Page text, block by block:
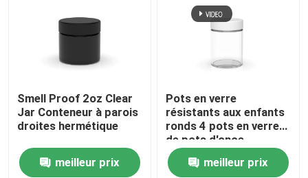
Au sujet de nous
Contrôle de qualité
Contactez-nous
Smell Proof 2oz Clear
Jar Conteneur à parois
droites hermétique
meilleur prix
Pots en verre
résistants aux enfants
ronds 4 pots en verre
de pots d'once
directement dégrossis
avec des couvercles
meilleur prix